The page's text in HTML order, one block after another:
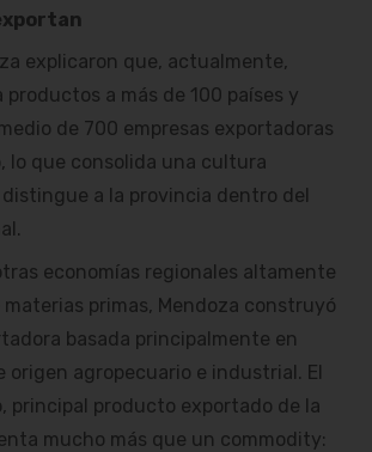
explicaron que, actualmente,
productos a más de 100 países y
de 700 empresas exportadoras
lo que consolida una cultura
a la provincia dentro del
economías regionales altamente
primas, Mendoza construyó
basada principalmente en
agropecuario e industrial. El
principal producto exportado de la
mucho más que un commodity: